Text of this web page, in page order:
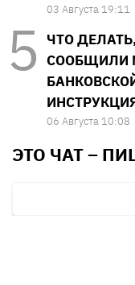
03 Августа 19:11
ЧТО
СООБЩИЛИ
06 Августа 10:08
ЭТО ЧАТ –